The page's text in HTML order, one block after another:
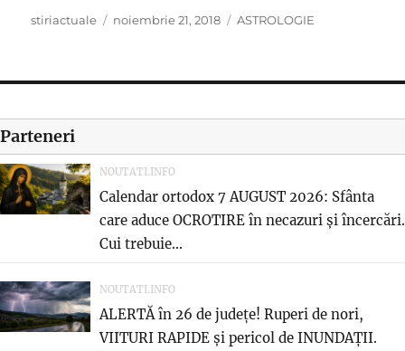
Author
stiriactuale
Posted
noiembrie 21, 2018 Categories
ASTROLOGIE
Parteneri
NOUTATI.INFO
Calendar ortodox 7 AUGUST 2026: Sfânta
care aduce OCROTIRE în necazuri și încercări.
Cui trebuie...
NOUTATI.INFO
ALERTĂ în 26 de județe! Ruperi de nori,
VIITURI RAPIDE și pericol de INUNDAȚII.